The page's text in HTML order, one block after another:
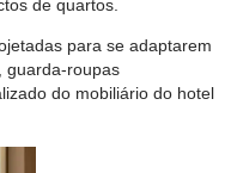
de quartos.
para se adaptarem
guarda-roupas
do mobiliário do hotel